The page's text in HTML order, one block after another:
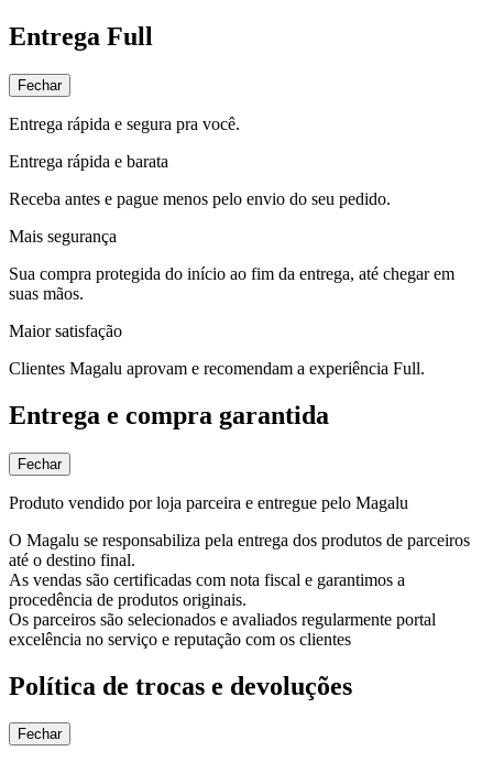
Entrega Full
Fechar
Entrega rápida e segura pra você.
Entrega rápida e barata
Receba antes e pague menos pelo envio do seu pedido.
Mais segurança
Sua compra protegida do início ao fim da entrega, até chegar em
suas mãos.
Maior satisfação
Clientes Magalu aprovam e recomendam a experiência Full.
Entrega e compra garantida
Fechar
Produto vendido por loja parceira e entregue pelo Magalu
O Magalu se responsabiliza pela entrega dos produtos de parceiros
até o destino final.
As vendas são certificadas com nota fiscal e garantimos a
procedência de produtos originais.
Os parceiros são selecionados e avaliados regularmente portal
excelência no serviço e reputação com os clientes
Política de trocas e devoluções
Fechar